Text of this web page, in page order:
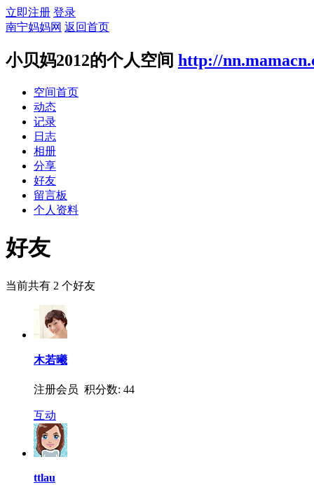
立即注册 登录
南宁妈妈网 返回首页
小贝妈2012的个人空间 http://
空间首页
动态
记录
日志
相册
分享
好友
留言板
个人资料
好友
当前共有 2 个好友
木若曦
注册会员 积分数: 44
互动
ttlau